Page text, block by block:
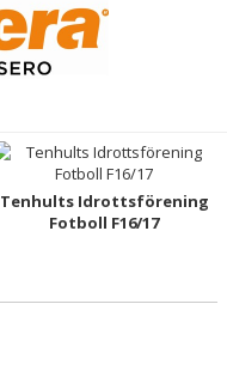
Tenhults Idrottsförening
Fotboll F16/17